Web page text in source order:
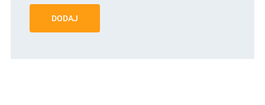
DODAJ